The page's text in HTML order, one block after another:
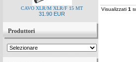
CAVO XLR/M XLR/F 15 MT
31.90 EUR
Produttori
Visualizzati 1